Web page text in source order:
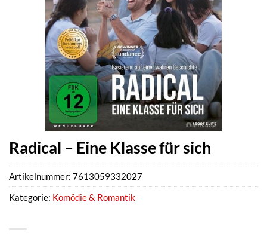
Radical – Eine Klasse für sich
Artikelnummer: 7613059332027
Kategorie: Komödie & Romantik